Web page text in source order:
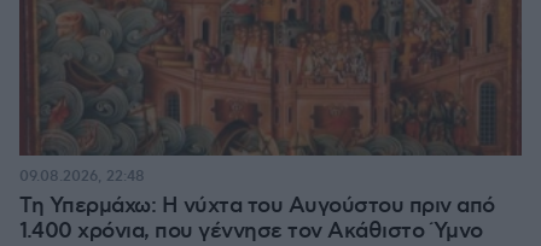
Τη Υπερμάχω: Η νύχτα του Αυγούστου πριν από
1.400 χρόνια, που γέννησε τον Ακάθιστο Ύμνο
09.08.2026, 22:48